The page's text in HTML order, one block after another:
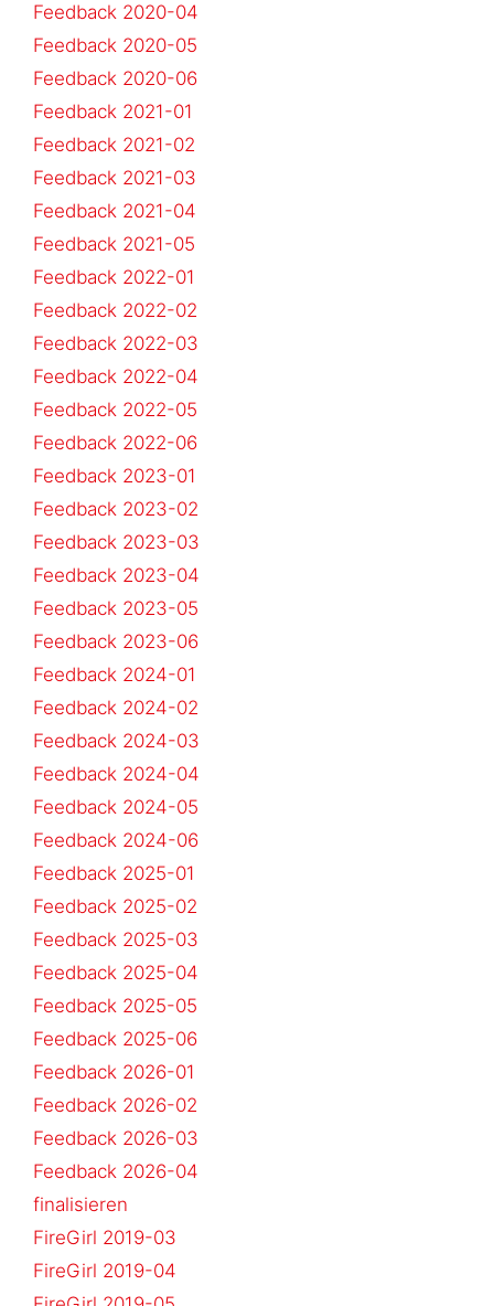
Feedback 2020-04
Feedback 2020-05
Feedback 2020-06
Feedback 2021-01
Feedback 2021-02
Feedback 2021-03
Feedback 2021-04
Feedback 2021-05
Feedback 2022-01
Feedback 2022-02
Feedback 2022-03
Feedback 2022-04
Feedback 2022-05
Feedback 2022-06
Feedback 2023-01
Feedback 2023-02
Feedback 2023-03
Feedback 2023-04
Feedback 2023-05
Feedback 2023-06
Feedback 2024-01
Feedback 2024-02
Feedback 2024-03
Feedback 2024-04
Feedback 2024-05
Feedback 2024-06
Feedback 2025-01
Feedback 2025-02
Feedback 2025-03
Feedback 2025-04
Feedback 2025-05
Feedback 2025-06
Feedback 2026-01
Feedback 2026-02
Feedback 2026-03
Feedback 2026-04
finalisieren
FireGirl 2019-03
FireGirl 2019-04